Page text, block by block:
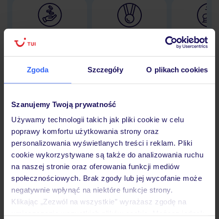
Zgoda Szczegóły O plikach cookies
Szanujemy Twoją prywatność
Używamy technologii takich jak pliki cookie w celu
poprawy komfortu użytkowania strony oraz
personalizowania wyświetlanych treści i reklam. Pliki
cookie wykorzystywane są także do analizowania ruchu
na naszej stronie oraz oferowania funkcji mediów
społecznościowych. Brak zgody lub jej wycofanie może
negatywnie wpłynąć na niektóre funkcje strony.
Klikając „Zezwól na wszystkie” wyrażasz zgodę na
Lider niskich cen
Największe biuro
30 lat w
Hotel
Opinie
Pokoje